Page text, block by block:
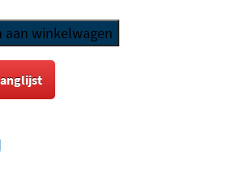
aan winkelwagen